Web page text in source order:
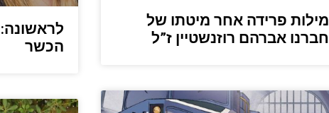
מילות פרידה אחר מיטתו של
חברנו אברהם רוזנשטיין ז”ל
הכשר